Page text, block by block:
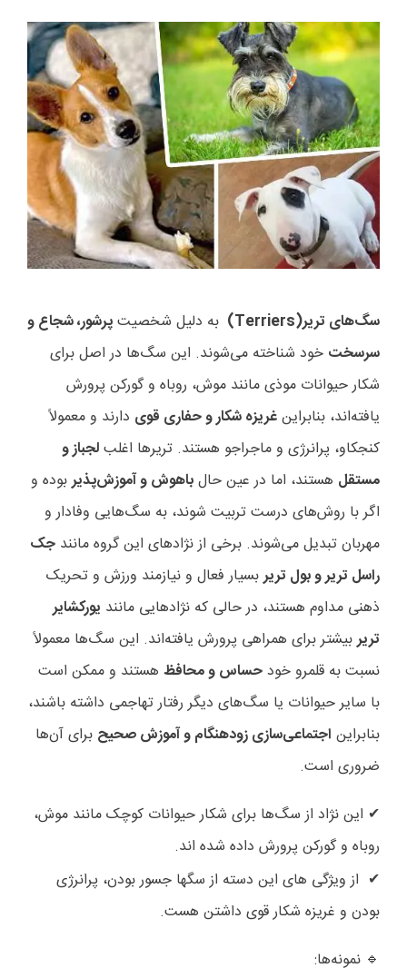
سگ‌های تریر(Terriers) به دلیل شخصیتپرشور، شجاع و
سرسخت خود شناخته می‌شوند. این سگ‌ها در اصل برای
شکار حیوانات موذی مانند موش، روباه و گورکن پرورش
یافته‌اند، بنابراینغریزه شکار و حفاری قوی دارند و معمولاً
کنجکاو، پرانرژی و ماجراجو هستند. تریرها اغلبلجباز و
مستقل هستند، اما در عین حالباهوش و آموزش‌پذیربوده و
اگر با روش‌های درست تربیت شوند، به سگ‌هایی وفادار و
مهربان تبدیل می‌شوند. برخی از نژادهای این گروه مانند جک
راسل تریر و بول تریربسیار فعال و نیازمند ورزش و تحریک
ذهنی مداوم هستند، در حالی که نژادهایی مانند یورکشایر
تریربیشتر برای همراهی پرورش یافته‌اند. این سگ‌ها معمولاً
نسبت به قلمرو خودحساس و محافظ هستند و ممکن است
با سایر حیوانات یا سگ‌های دیگر رفتار تهاجمی داشته باشند،
بنابراین اجتماعی‌سازی زودهنگام و آموزش صحیح برای آن‌ها
ضروری است.
✔ این نژاد از سگ‌ها برای شکار حیوانات کوچک مانند موش،
روباه و گورکن پرورش داده شده اند.
✔
از ویژگی های این دسته از سگها جسور بودن، پرانرژی
بودن و غریزه شکار قوی داشتن هست.
🔹 نمونه‌ها: